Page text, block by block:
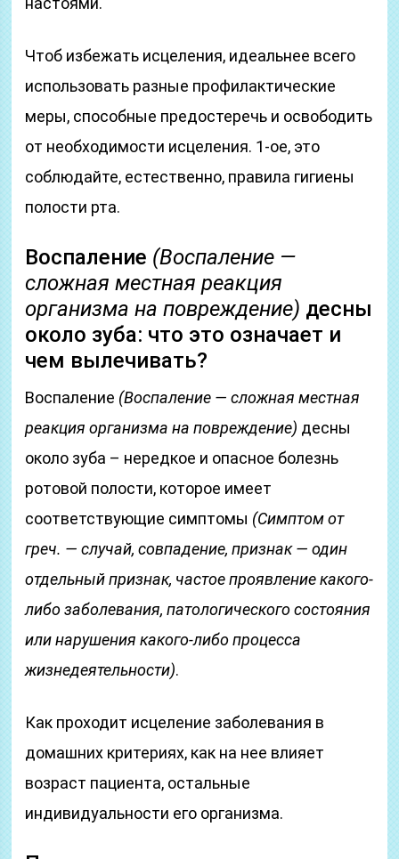
Чтоб избежать исцеления, идеальнее всего
использовать разные профилактические
меры, способные предостеречь и освободить
от необходимости исцеления. 1-ое, это
соблюдайте, естественно, правила гигиены
полости рта.
Воспаление (Воспаление —
сложная местная реакция
организма на повреждение) десны
около зуба: что это означает и
чем вылечивать?
Воспаление (Воспаление — сложная местная
реакция организма на повреждение) десны
около зуба – нередкое и опасное болезнь
ротовой полости, которое имеет
соответствующие симптомы (Симптом от
греч. — случай, совпадение, признак — один
отдельный признак, частое проявление какого-
либо заболевания, патологического состояния
или нарушения какого-либо процесса
жизнедеятельности).
Как проходит исцеление заболевания в
домашних критериях, как на нее влияет
возраст пациента, остальные
индивидуальности его организма.